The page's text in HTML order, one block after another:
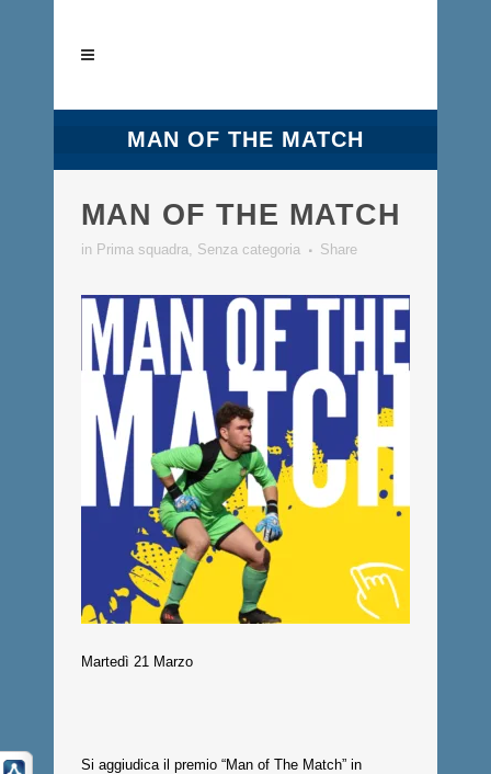
MAN OF THE MATCH
MAN OF THE MATCH
in Prima squadra, Senza categoria Share
Martedì 21 Marzo
Si aggiudica il premio “Man of The Match” in